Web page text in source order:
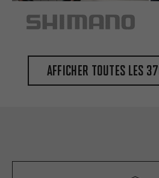
Afficher toutes les